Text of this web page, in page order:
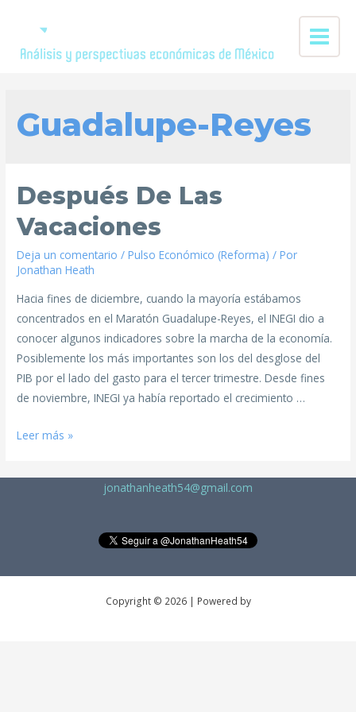
Guadalupe-Reyes
Después De Las
Vacaciones
Deja un comentario /Pulso Económico (Reforma) / Por
Jonathan Heath
Hacia fines de diciembre, cuando la mayoría estábamos
concentrados en el Maratón Guadalupe-Reyes, el INEGI dio a
conocer algunos indicadores sobre la marcha de la economía.
Posiblemente los más importantes son los del desglose del
PIB por el lado del gasto para el tercer trimestre. Desde fines
de noviembre, INEGI ya había reportado el crecimiento …
Leer más »
jonathanheath54@gmail.com
Copyright © 2026 | Powered by